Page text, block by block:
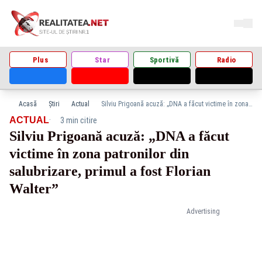
Plus Star Sportivă Radio
Acasă Știri Actual Silviu Prigoană acuză: „DNA a făcut victime în zona patronilor din salubrizare, primul a fost Florian Walter”
Advertising
ACTUAL· 3 min citire
Silviu Prigoană acuză: „DNA a făcut
victime în zona patronilor din
salubrizare, primul a fost Florian
Walter”